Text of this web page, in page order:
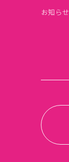
お知らせ